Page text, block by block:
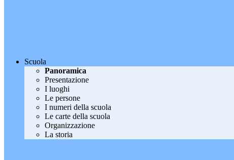
Scuola
Panoramica
Presentazione
I luoghi
Le persone
I numeri della scuola
Le carte della scuola
Organizzazione
La storia